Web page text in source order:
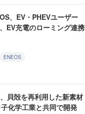
、EV・PHEVユーザー
EV充電のローミング連携
ENEOS
貝殻を再利用した新素材
化学工業と共同で開発